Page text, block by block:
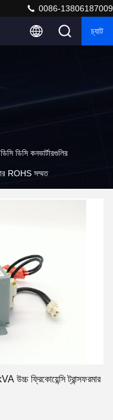
0086-13806187009
চ্যাট
ডিসি ডিসি কনভার্টারগুলির
ROHS সম্মত
উচ্চ ফ্রিকোয়েন্সি ট্রান্সফরমার